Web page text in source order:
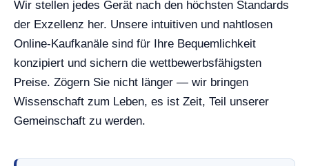
Wir stellen jedes Gerät nach den höchsten Standards
der Exzellenz her. Unsere intuitiven und nahtlosen
Online-Kaufkanäle sind für Ihre Bequemlichkeit
konzipiert und sichern die wettbewerbsfähigsten
Preise. Zögern Sie nicht länger — wir bringen
Wissenschaft zum Leben, es ist Zeit, Teil unserer
Gemeinschaft zu werden.